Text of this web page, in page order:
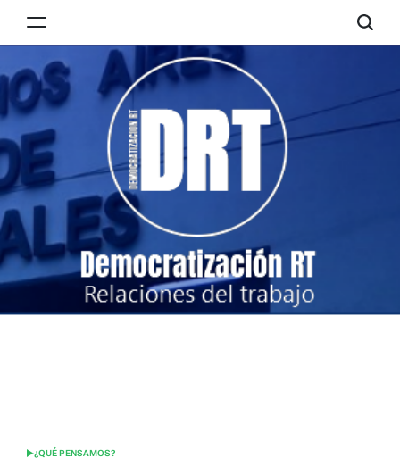
RT
POSTED
¿QUÉ PENSAMOS?